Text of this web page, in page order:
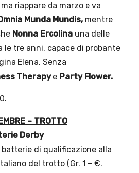
ma riappare da marzo e va
Munda Mundis, mentre
Nonna Ercolina una delle
le tre anni, capace di probante
Elena. Senza
Therapye Party Flower.
– TROTTO
Derby
di qualificazione alla
del trotto (Gr. 1 – €.